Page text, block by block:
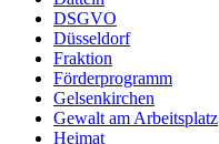
DSGVO
Düsseldorf
Fraktion
Förderprogramm
Gelsenkirchen
Gewalt am Arbeitsplatz
Heimat